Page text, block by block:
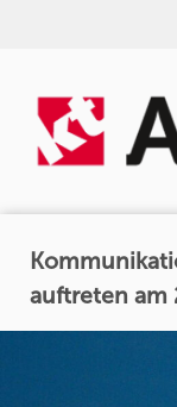
auftreten am